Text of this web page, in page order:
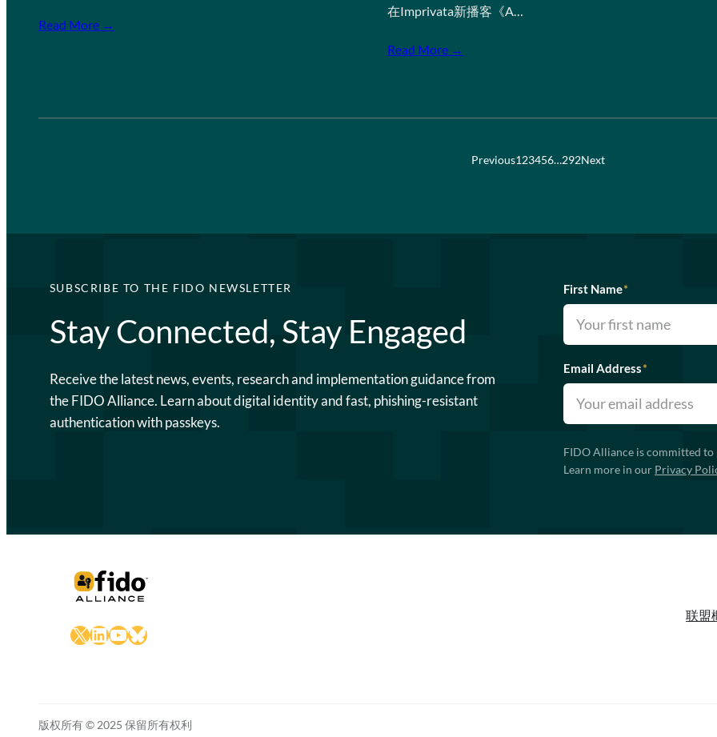
Read More →
在Imprivata新播客《A…
Read More →
Previous123456…292Next
SUBSCRIBE TO THE FIDO NEWSLETTER
Stay Connected, Stay Engaged
Receive the latest news, events, research and implementation guidance from
the FIDO Alliance. Learn about digital identity and fast, phishing-resistant
authentication with passkeys.
First Name*
Email Address*
FIDO Alliance is committed
Learn more in our Privacy
X LinkedIn
YouTube
Bluesky
联盟
版权所有 © 2025 保留所有权利